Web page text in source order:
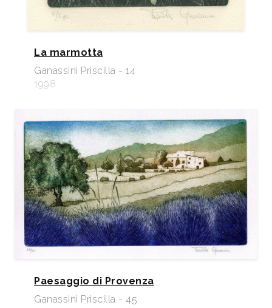
La marmotta
Ganassini Priscilla - 14
1998
Paesaggio di Provenza
Ganassini Priscilla - 45